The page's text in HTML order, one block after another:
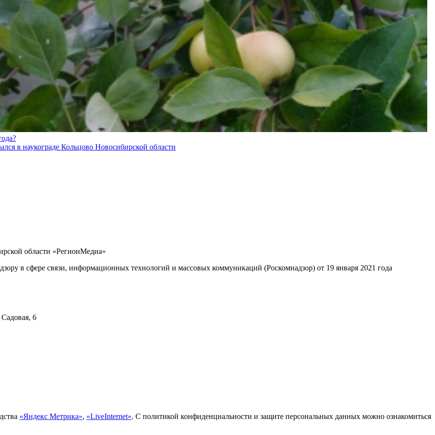
в наукограде Кольцово Новосибирской области
области «РегионМедиа»
в сфере связи, информационных технологий и массовых коммуникаций (Роскомнадзор) от 19 января 2021 года
6
«Яндекс Метрика», «LiveInternet». С политикой конфиденциальности и защите персональных данных можно ознакомиться